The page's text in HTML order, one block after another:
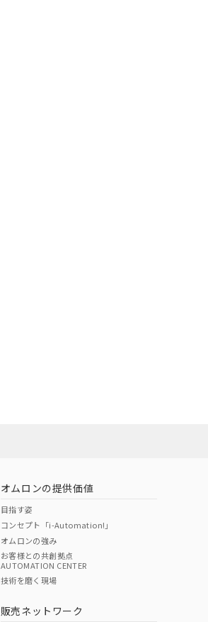
オムロンの提供価値
目指す姿
コンセプト「i-Automation!」
オムロンの強み
お客様との共創拠点
AUTOMATION CENTER
技術を磨く現場
販売ネットワーク